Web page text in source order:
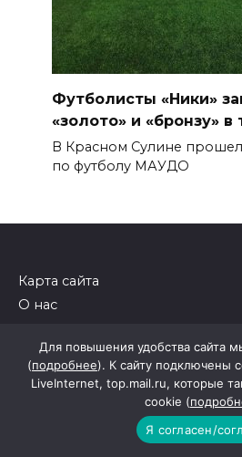
Футболисты «Ники»
«золото» и «бронзу» в
В Красном Сулине
по футболу МАУДО
Карта сайта
О нас
СМИ Сетевое издание
информационно-тематический
Сулин.Ру" зарегистрировано
по надзору в сфере связи,
Для повышения удобства сайта
(подробнее). К сайту подключены
LiveInternet, top.mail.ru, которые
cookie (
Я согласен/